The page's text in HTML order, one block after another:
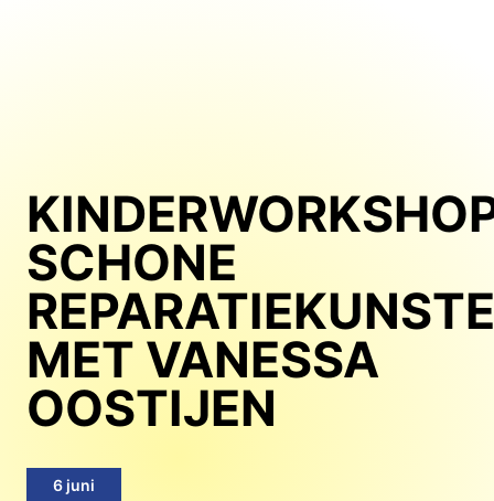
SCHONE
MET VANESSA
OOSTIJEN
6 juni